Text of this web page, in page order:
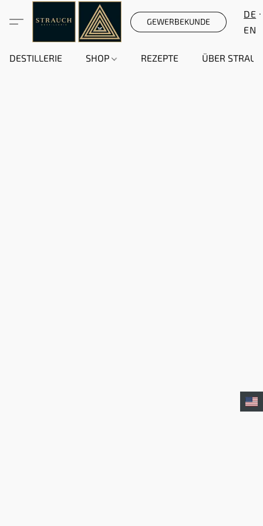
GEWERBEKUNDE
DE
EN
DESTILLERIE SHOP REZEPTE ÜBER